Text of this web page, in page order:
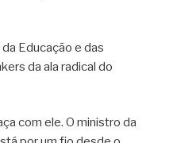
Educação e das
da ala radical do
com ele. O ministro da